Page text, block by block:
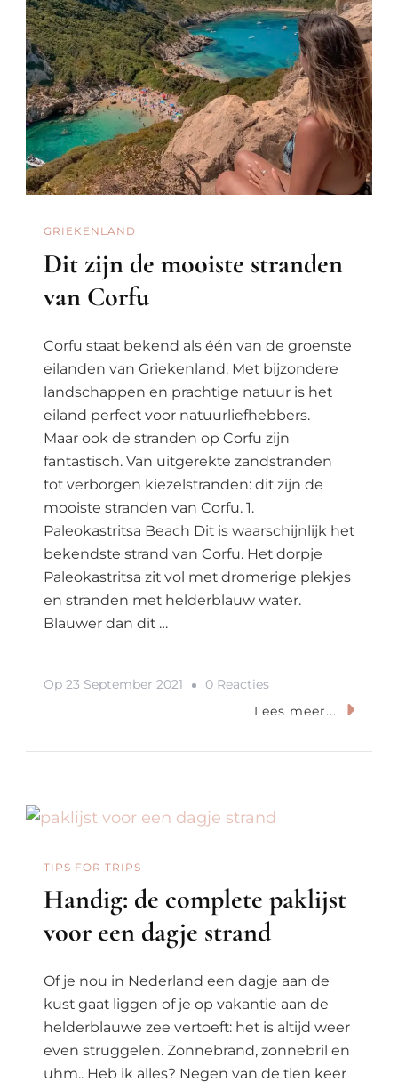
GRIEKENLAND
Dit zijn de mooiste stranden
van Corfu
Corfu staat bekend als één van de groenste
eilanden van Griekenland. Met bijzondere
landschappen en prachtige natuur is het
eiland perfect voor natuurliefhebbers.
Maar ook de stranden op Corfu zijn
fantastisch. Van uitgerekte zandstranden
tot verborgen kiezelstranden: dit zijn de
mooiste stranden van Corfu. 1.
Paleokastritsa Beach Dit is waarschijnlijk het
bekendste strand van Corfu. Het dorpje
Paleokastritsa zit vol met dromerige plekjes
en stranden met helderblauw water.
Blauwer dan dit …
Op 23 September 2021 0 ReactiesOp
Dit
Stranden
Lees meer...
TIPS FOR TRIPS
Handig: de complete paklijst
voor een dagje strand
Of je nou in Nederland een dagje aan de
kust gaat liggen of je op vakantie aan de
helderblauwe zee vertoeft: het is altijd weer
even struggelen. Zonnebrand, zonnebril en
uhm.. Heb ik alles? Negen van de tien keer